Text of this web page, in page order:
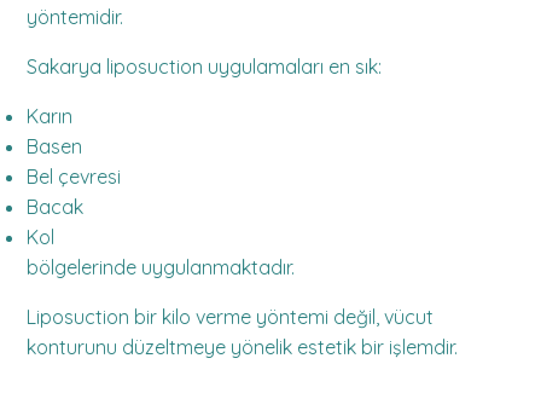
yöntemidir.
Sakarya liposuction uygulamaları en sık:
Karın
Basen
Bel çevresi
Bacak
Kol
bölgelerinde uygulanmaktadır.
Liposuction bir kilo verme yöntemi değil, vücut
konturunu düzeltmeye yönelik estetik bir işlemdir.